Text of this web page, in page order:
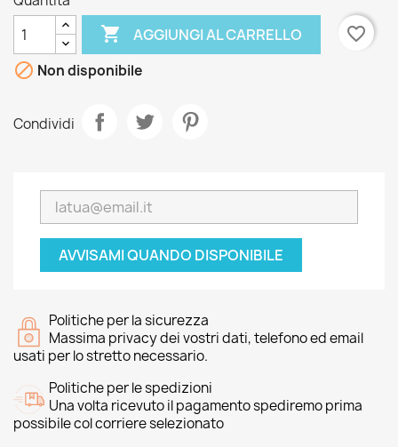
 AGGIUNGI AL CARRELLO
favorite_border
 Non disponibile
Condividi
AVVISAMI QUANDO DISPONIBILE
Politiche per la sicurezza
Massima privacy dei vostri dati, telefono ed email
usati per lo stretto necessario.
Politiche per le spedizioni
Una volta ricevuto il pagamento spediremo prima
possibile col corriere selezionato